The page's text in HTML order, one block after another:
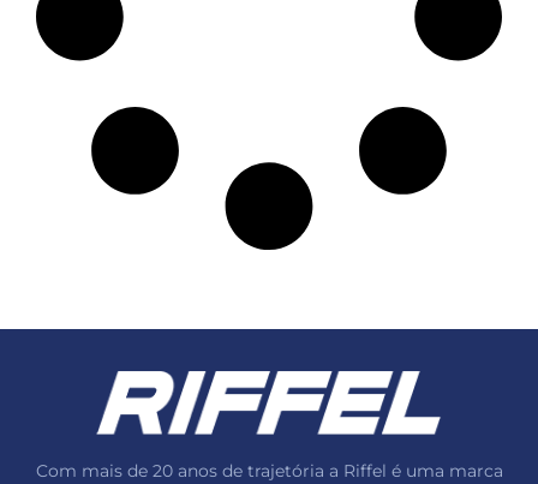
Com mais de 20 anos de trajetória a Riffel é uma marca